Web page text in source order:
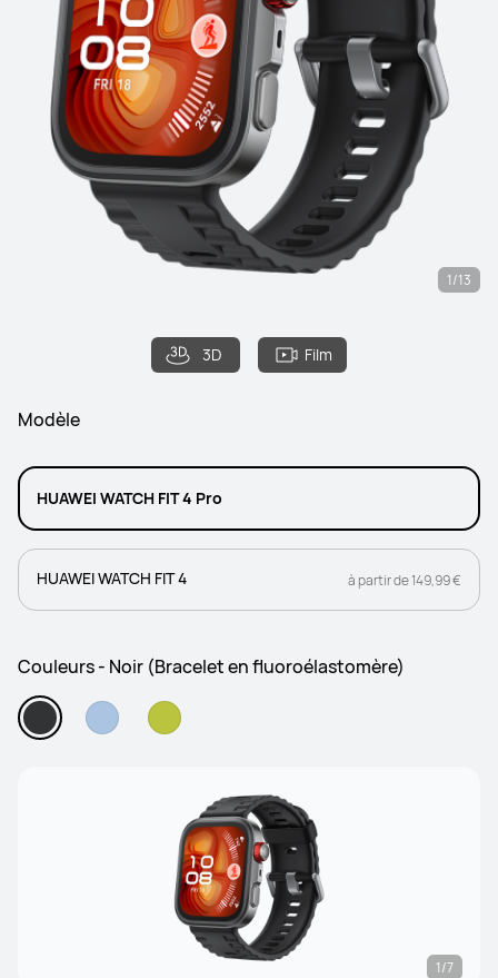
3D Film
1/13
Modèle
HUAWEI WATCH FIT 4 Pro
HUAWEI WATCH FIT 4 à partir de 149,99 €
Couleurs - Noir (Bracelet en fluoroélastomère)
1/7